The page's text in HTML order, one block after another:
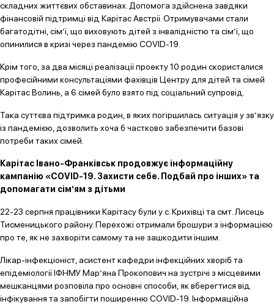
складних життєвих обставинах. Допомога здійснена завдяки
фінансовій підтримці від Карітас Австрії. Отримувачами стали
багатодітні, сім’ї, що виховують дітей з інвалідністю та сім’ї, що
опинилися в кризі через пандемію COVID-19.
Крім того, за два місяці реалізації проекту 10 родин скористалися
професійними консультаціями фахівців Центру для дітей та сімей
Карітас Волинь, а 6 сімей було взято під соціальний супровід.
Така суттєва підтримка родин, в яких погіршилась ситуація у зв’язку
із пандемією, дозволить хоча б частково забезпечити базові
потреби таких сімей.
Карітас Івано-Франківськ продовжує інформаційну
кампанію «COVID-19. Захисти себе. Подбай про інших» та
допомагати сім’ям з дітьми
22-23 серпня працівники Карітасу були у с. Крихівці та смт. Лисець
Тисменицького району. Перехожі отримали брошури з інформацією
про те, як не захворіти самому та не зашкодити іншим.
Лікар-інфекціоніст, асистент кафедри інфекційних хворіб та
епідеміології ІФНМУ Мар’яна Прокопович на зустрічі з місцевими
мешканцями розповіла про основні способи, як вберегтися від
інфікування та запобігти поширенню COVID-19. Інформаційна